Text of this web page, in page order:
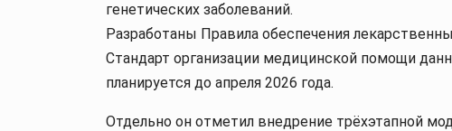
генетических заболеваний.
Разработаны Правила обеспечения
Стандарт организации медицинской помощи
планируется до апреля 2026 года.
Отдельно он отметил внедрение трёхэтапной